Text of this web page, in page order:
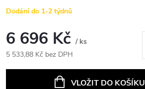
Dodání do 1-2 týdnů
6 696 Kč / ks
5 533,88 Kč bez DPH
VLOŽIT DO KOŠÍKU